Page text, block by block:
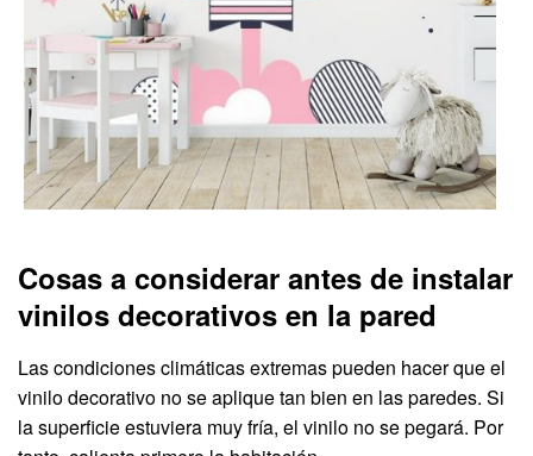
Cosas a considerar antes de instalar
vinilos decorativos en la pared
Las condiciones climáticas extremas pueden hacer que el
vinilo decorativo no se aplique tan bien en las paredes. Si
la superficie estuviera muy fría, el vinilo no se pegará. Por